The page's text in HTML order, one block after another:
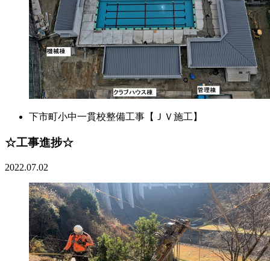
下市町小中一貫校整備工事【ＪＶ施工】
☆工事進捗☆
2022.07.02